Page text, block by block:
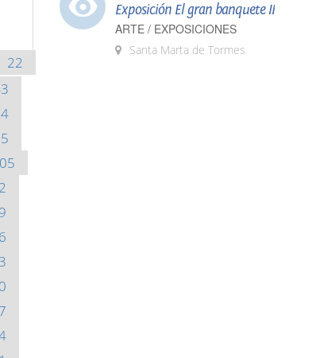
22
Exposición El gran banquete II
ARTE / EXPOSICIONES
Santa Marta de Tormes